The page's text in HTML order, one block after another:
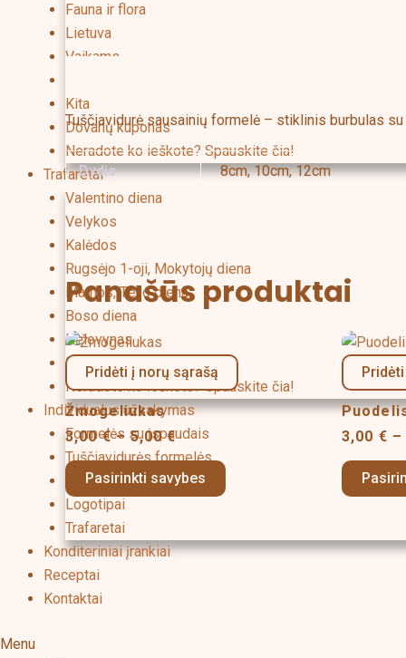
Fauna ir flora
Lietuva
Vaikams
Kita
Dovanų kuponas
Neradote ko ieškote? Spauskite čia!
Trafaretai
Valentino diena
Velykos
Kalėdos
Rugsėjo 1-oji, Mokytojų diena
Mamos, Tėvo diena
Boso diena
Helovynas
Fonai
Neradote ko ieškote? Spauskite čia!
Individualus užsakymas
Formelės su įspaudais
Tuščiavidurės formelės
Tekstinės formelės
Logotipai
Trafaretai
Konditeriniai įrankiai
Receptai
Kontaktai
Menu
Tuščiavidurė sausainių formelė – stiklinis burbulas
Dydis 8cm, 10cm, 12cm
Panašūs produktai
Pridėti į norų sąrašą
Žmogeliukas
3,00€ – 5,00€
range:
3,00 €
through
5,00 €
Pasirinkti savybes
product
has
multiple
chosen
3,00 € –